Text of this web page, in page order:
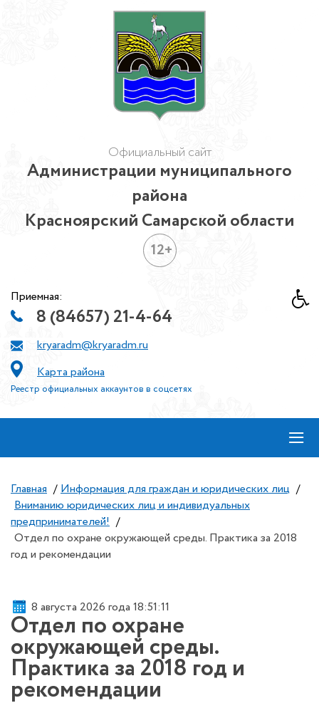
Официальный сайт
Администрации муниципального
района
Красноярский Самарской области
12+
Приемная:
8 (84657) 21-4-64
kryaradm@kryaradm.ru
Карта района
Реестр официальных аккаунтов в соцсетях
≡
Главная / Информация для граждан и юридических лиц /
Вниманию юридических лиц и индивидуальных
предпринимателей! /
Отдел по охране окружающей среды. Практика за 2018
год и рекомендации
8 августа 2026 года 18:51:11
Отдел по охране
окружающей среды.
Практика за 2018 год и
рекомендации